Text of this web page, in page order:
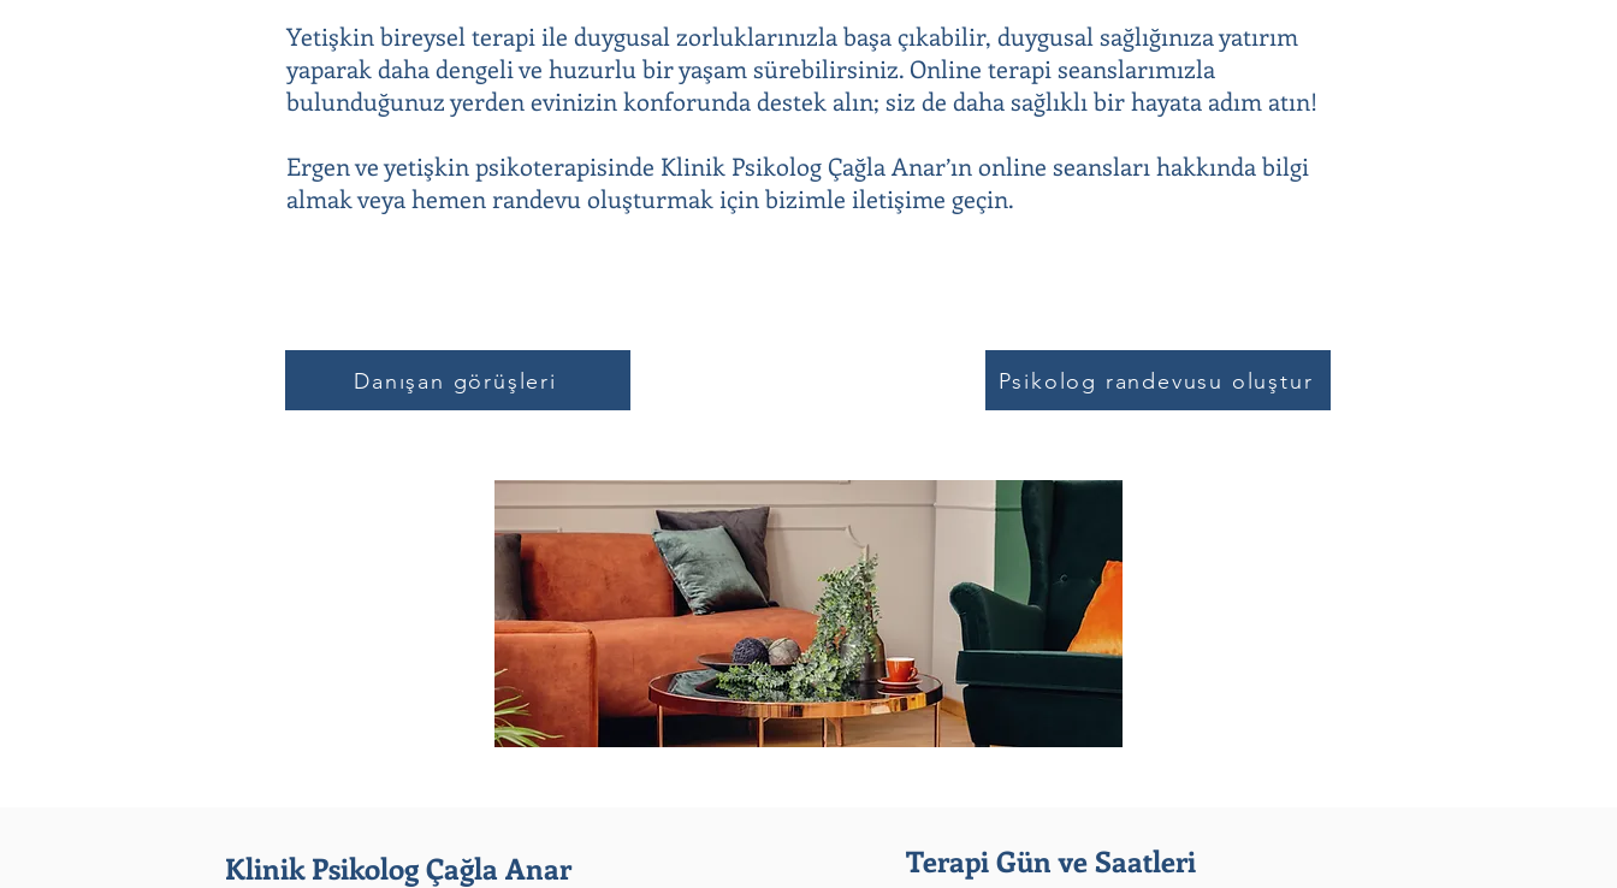
Yetişkin bireysel terapi ile duygusal zorluklarınızla başa çıkabilir, duygusal sağlığınıza yatırım
yaparak daha dengeli ve huzurlu bir yaşam sürebilirsiniz. Online terapi seanslarımızla
bulunduğunuz yerden evinizin konforunda destek alın; siz de daha sağlıklı bir hayata adım atın!
Ergen ve yetişkin psikoterapisinde Klinik Psikolog Çağla Anar’ın online seansları hakkında bilgi
almak veya hemen randevu oluşturmak için bizimle iletişime geçin.
Danışan görüşleri Psikolog randevusu oluştur
Klinik Psikolog Çağla Anar Terapi Gün ve Saatleri